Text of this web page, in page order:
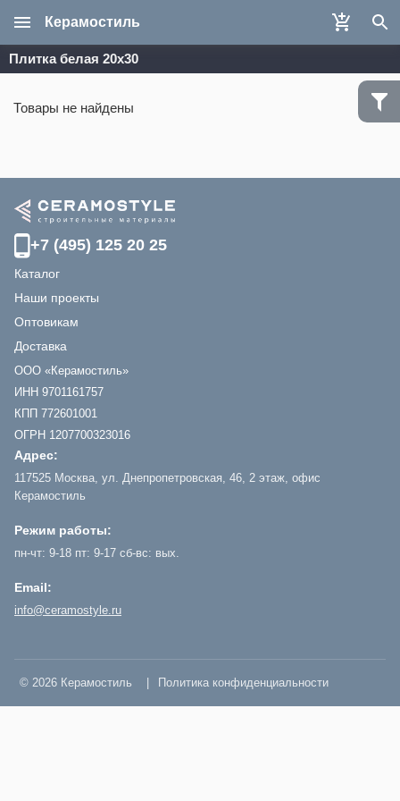
Керамостиль
Плитка белая 20х30
Товары не найдены
+7 (495) 125 20 25
Каталог
Наши проекты
Оптовикам
Доставка
ООО «Керамостиль»
ИНН 9701161757
КПП 772601001
ОГРН 1207700323016
Адрес:
117525 Москва, ул. Днепропетровская, 46, 2 этаж, офис
Керамостиль
Режим работы:
пн-чт: 9-18 пт: 9-17 сб-вс: вых.
Email:
info@ceramostyle.ru
© 2026 Керамостиль | Политика конфиденциальности